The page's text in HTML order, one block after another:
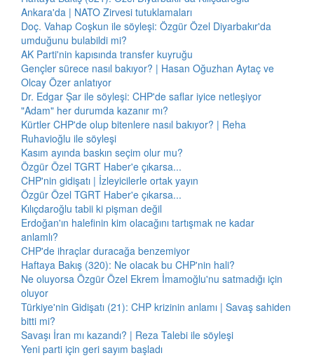
Ankara'da | NATO Zirvesi tutuklamaları
Doç. Vahap Coşkun ile söyleşi: Özgür Özel Diyarbakır'da
umduğunu bulabildi mi?
AK Parti'nin kapısında transfer kuyruğu
Gençler sürece nasıl bakıyor? | Hasan Oğuzhan Aytaç ve
Olcay Özer anlatıyor
Dr. Edgar Şar ile söyleşi: CHP'de saflar iyice netleşiyor
"Adam" her durumda kazanır mı?
Kürtler CHP'de olup bitenlere nasıl bakıyor? | Reha
Ruhavioğlu ile söyleşi
Kasım ayında baskın seçim olur mu?
Özgür Özel TGRT Haber'e çıkarsa...
CHP'nin gidişatı | İzleyicilerle ortak yayın
Özgür Özel TGRT Haber'e çıkarsa...
Kılıçdaroğlu tabii ki pişman değil
Erdoğan'ın halefinin kim olacağını tartışmak ne kadar
anlamlı?
CHP'de ihraçlar duracağa benzemiyor
Haftaya Bakış (320): Ne olacak bu CHP'nin hali?
Ne oluyorsa Özgür Özel Ekrem İmamoğlu'nu satmadığı için
oluyor
Türkiye'nin Gidişatı (21): CHP krizinin anlamı | Savaş sahiden
bitti mi?
Savaşı İran mı kazandı? | Reza Talebi ile söyleşi
Yeni parti için geri sayım başladı